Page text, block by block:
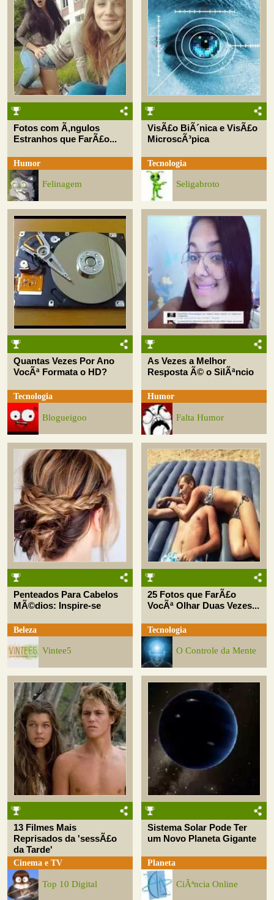
Fotos com Ã‚ngulos
Estranhos que FarÃ£o...
Humor
Felinagem
VisÃ£o BiÃ´nica e VisÃ£o
MicroscÃ³pica
Tecnologia
Seligabroto
Quantas Vezes Por Ano
VocÃª Formata o HD?
Tecnologia
Blogueigoo
As Vezes a Melhor
Resposta Ã© o SilÃªncio
Humor
Falta Humor
Penteados Para Cabelos
MÃ©dios: Inspire-se
Beleza
Vintee5
25 Fotos que FarÃ£o
VocÃª Olhar Duas Vezes...
Tecnologia
O Controle da Mente
13 Filmes Mais
Reprisados da 'sessÃ£o
da Tarde'
Cinema e TV
Top 10 Digital
Sistema Solar Pode Ter
um Novo Planeta Gigante
Planeta
CiÃªncia Online